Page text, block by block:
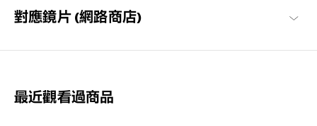
對應鏡片 (網路商店)
最近觀看過商品